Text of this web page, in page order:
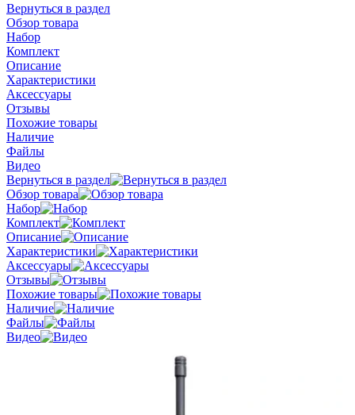
Вернуться в раздел
Обзор товара
Набор
Комплект
Описание
Характеристики
Аксессуары
Отзывы
Похожие товары
Наличие
Файлы
Видео
Вернуться в раздел
Обзор товара
Набор
Комплект
Описание
Характеристики
Аксессуары
Отзывы
Похожие товары
Наличие
Файлы
Видео